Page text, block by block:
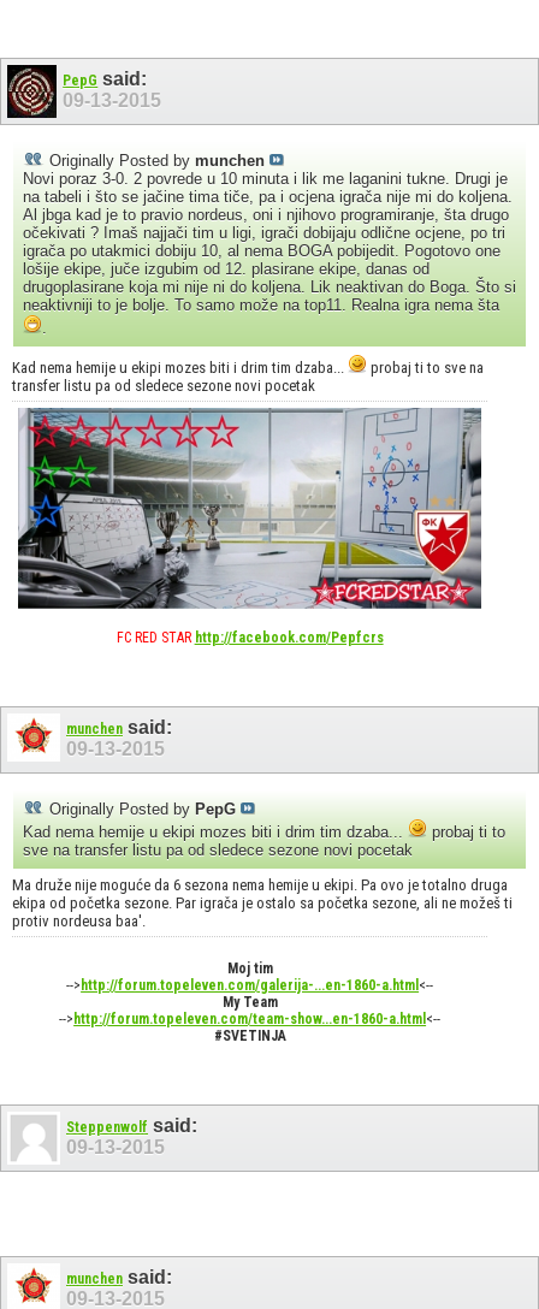
PepG said:
09-13-2015
Originally Posted by munchen
Novi poraz 3-0. 2 povrede u 10 minuta i lik me laganini tukne. Drugi je
na tabeli i što se jačine tima tiče, pa i ocjena igrača nije mi do koljena.
Al jbga kad je to pravio nordeus, oni i njihovo programiranje, šta drugo
očekivati ? Imaš najjači tim u ligi, igrači dobijaju odlične ocjene, po tri
igrača po utakmici dobiju 10, al nema BOGA pobijedit. Pogotovo one
lošije ekipe, juče izgubim od 12. plasirane ekipe, danas od
drugoplasirane koja mi nije ni do koljena. Lik neaktivan do Boga. Što si
neaktivniji to je bolje. To samo može na top11. Realna igra nema šta
Kad nema hemije u ekipi mozes biti i drim tim dzaba...
probaj ti to sve na
transfer listu pa od sledece sezone novi pocetak
FC RED STAR http://facebook.com/Pepfcrs
munchen said:
09-13-2015
Originally Posted by PepG
Kad nema hemije u ekipi mozes biti i drim tim dzaba...
probaj ti to
sve na transfer listu pa od sledece sezone novi pocetak
Ma druže nije moguće da 6 sezona nema hemije u ekipi. Pa ovo je totalno druga
ekipa od početka sezone. Par igrača je ostalo sa početka sezone, ali ne možeš ti
protiv nordeusa baa'.
Moj tim
--> http://forum.topeleven.com/galerija-...en-1860-a.html <--
My Team
--> http://forum.topeleven.com/team-show...en-1860-a.html <--
#SVETINJA
Steppenwolf said:
09-13-2015
munchen said:
09-13-2015